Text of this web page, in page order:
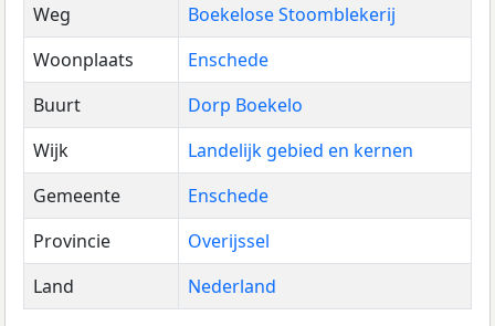
Weg
Boekelose Stoomblekerij
Woonplaats
Enschede
Buurt
Dorp Boekelo
Wijk
Landelijk gebied en kernen
Gemeente
Enschede
Provincie
Overijssel
Land
Nederland